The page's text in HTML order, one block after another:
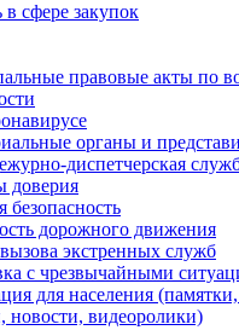
в сфере закупок
правовые акты по
органы и
диспетчерская
доверия
безопасность
дорожного движения
экстренных служб
с чрезвычайными
для населения
новости, видеоролики)